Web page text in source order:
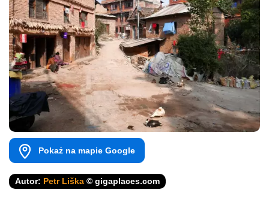
Pokaż na mapie Google
Autor: Petr Liška © gigaplaces.com